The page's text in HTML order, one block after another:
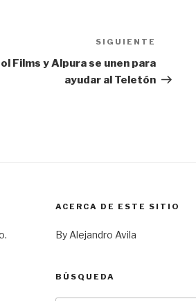
entrada
SIGUIENTE
Films y Alpura se unen para
ayudar al Teletón
ACERCA DE ESTE SITIO
By Alejandro Avila
BÚSQUEDA